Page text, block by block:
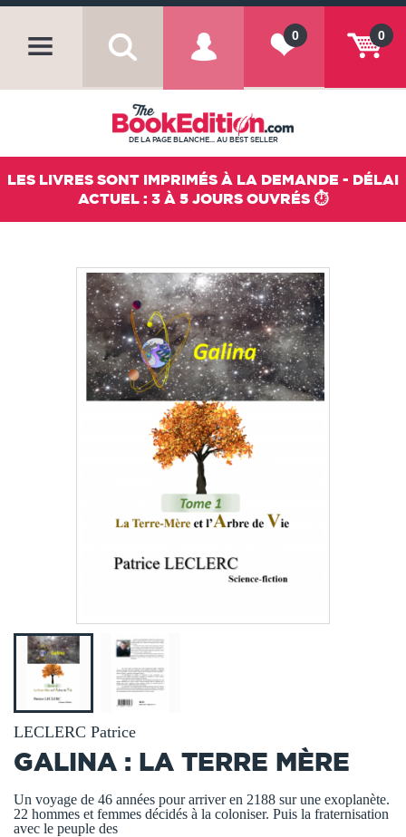
0
0
DE LA PAGE BLANCHE... AU BEST SELLER
LES LIVRES SONT IMPRIMÉS À LA DEMANDE - DÉLAI
ACTUEL : 3 À 5 JOURS OUVRÉS ⏱️
LECLERC Patrice
GALINA : LA TERRE MÈRE
Un voyage de 46 années pour arriver en 2188 sur une exoplanète.
22 hommes et femmes décidés à la coloniser. Puis la fraternisation
avec le peuple des